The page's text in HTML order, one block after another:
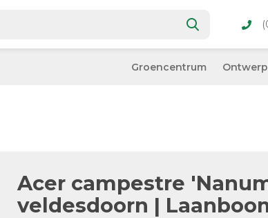
Groencentrum
Acer campestre
veldesdoorn |